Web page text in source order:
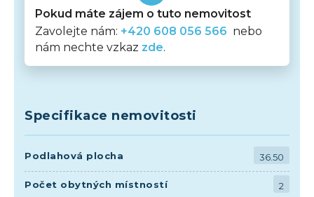
Pokud máte zájem o tuto nemovitost
Zavolejte nám: +420 608 056 566 nebo
nám nechte vzkaz zde.
Specifikace nemovitosti
Podlahová plocha 36.50
Počet obytných místností 2